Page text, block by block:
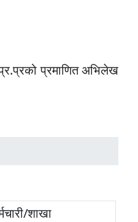
प्रमाणित अभिलेख
शाखा